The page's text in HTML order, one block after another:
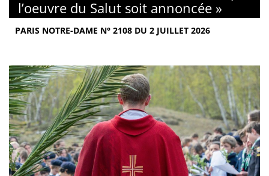
l’oeuvre du Salut soit annoncée »
PARIS NOTRE-DAME N° 2108 DU 2 JUILLET 2026